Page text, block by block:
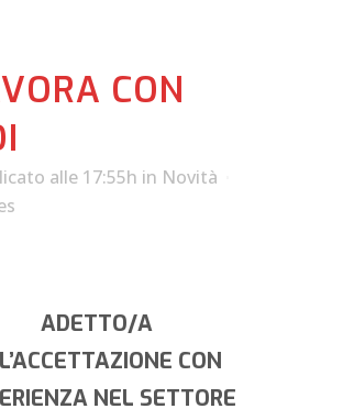
CON
alle 17:55h in Novità
ADETTO/A
CON
NEL SETTORE